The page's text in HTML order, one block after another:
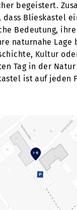
begeistert.
dass Blieskastel
Bedeutung,
naturnahe Lage
Kultur
Tag in der
ist auf jeden